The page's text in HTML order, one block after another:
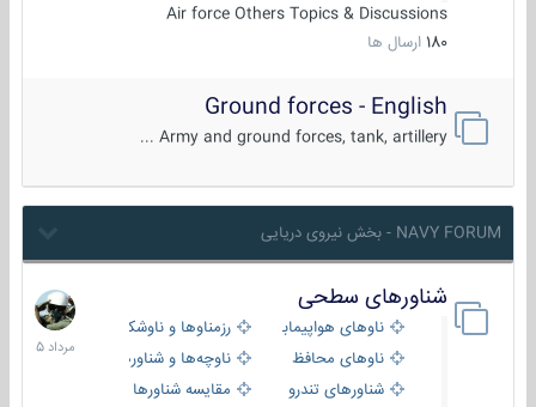
Air force Others Topics & Discussions
180 ارسال ها
Ground forces - English
Army and ground forces, tank, artillery ...
NAVY FORUM - بخش نیروی دریایی
شناورهای سطحی
ناوهای هواپیمابر و بالگرد بررزمناوها و ناوشکن‌ها
ناوهای محافظ
ناوچه‌ها و شناورهای گشتی
شناورهای تندرو
مقایسه شناورها
2
مرداد
1405